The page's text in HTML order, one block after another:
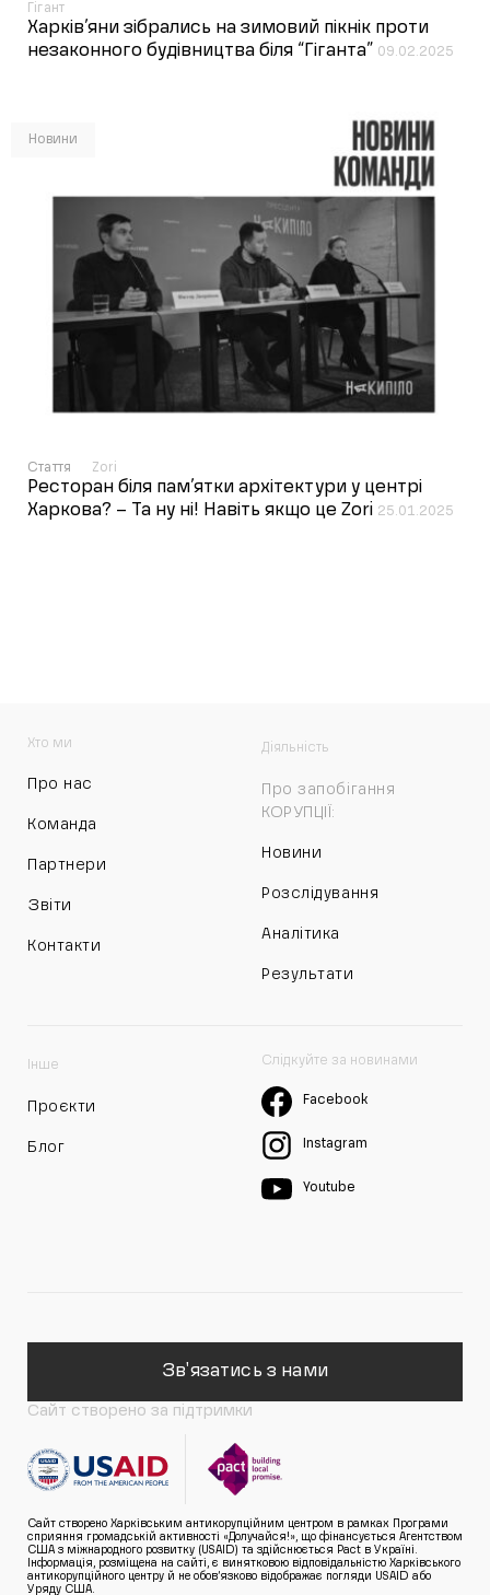
Гігант
Харків’яни зібрались на зимовий пікнік проти
незаконного будівництва біля “Гіганта” 09.02.2025
Новини
Стаття Zori
Ресторан біля пам’ятки архітектури у центрі
Харкова? – Та ну ні! Навіть якщо це Zori 25.01.2025
Хто ми
Про нас
Команда
Партнери
Звіти
Контакти
Діяльність
Про запобігання
КОРУПЦІЇ:
Новини
Розслідування
Аналітика
Результати
Інше
Проєкти
Блог
Слідкуйте за новинами
Facebook
Instagram
Youtube
Зв'язатись з нами
Сайт створено за підтримки
Сайт створено Харківським антикорупційним центром в рамках Програми
сприяння громадській активності «Долучайся!», що фінансується Агентством
США з міжнародного розвитку (USAID) та здійснюється Pact в Україні.
Інформація, розміщена на сайті, є винятковою відповідальністю Харківського
антикорупційного центру й не обов’язково відображає погляди USAID або
Уряду США.